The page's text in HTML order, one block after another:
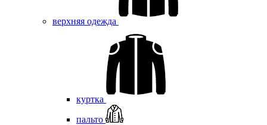
верхняя одежда
куртка
пальто